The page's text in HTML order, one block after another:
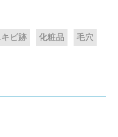
キビ跡 化粧品 毛穴